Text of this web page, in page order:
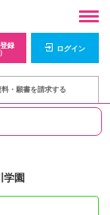
録
ログイン
料・願書を請求する
学園